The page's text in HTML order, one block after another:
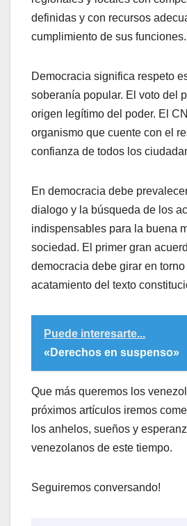
definidas y con recursos
cumplimiento de sus funciones.
Democracia significa respeto
soberanía popular. El voto del
origen legítimo del poder. El
organismo que cuente con el
confianza de todos los
En democracia debe
dialogo y la búsqueda de los
indispensables para la buena
sociedad. El primer gran
democracia debe girar en torno
acatamiento del texto
Puede interesarte...
«Derechos en suspenso»
Que más queremos los
próximos artículos iremos
los anhelos, sueños y
venezolanos de este tiempo.
Seguiremos conversando!